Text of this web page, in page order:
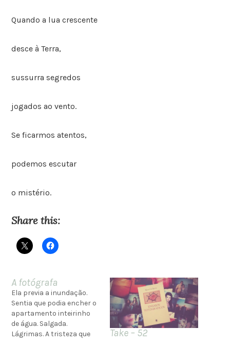
Quando a lua crescente
desce à Terra,
sussurra segredos
jogados ao vento.
Se ficarmos atentos,
podemos escutar
o mistério.
Share this:
A fotógrafa
Ela previa a inundação.
Sentia que podia encher o
apartamento inteirinho
de água. Salgada.
Lágrimas. A tristeza que
Take – 52